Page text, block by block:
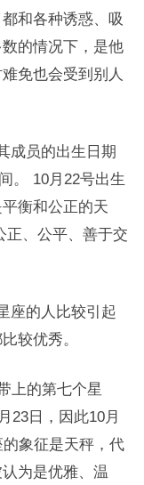
和各种诱惑、吸
的情况下，是他
免也会受到别人
成员的出生日期
。 10月22号出生
衡和公正的天
正、公平、善于交
座的人比较引起
较优秀。
上的第七个星
23日，因此10月
象征是天秤，代
为是优雅、温